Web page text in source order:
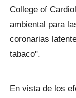
College of
ambiental para
coronarias
tabaco".
En vista de los